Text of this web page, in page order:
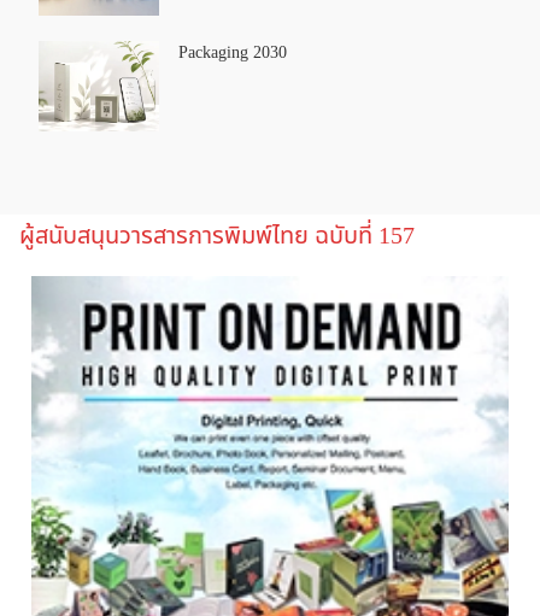
Packaging 2030
ผู้สนับสนุนวารสารการพิมพ์ไทย ฉบับที่ 157